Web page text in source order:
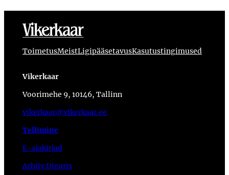
ToimetusMeistLigipääsetavusKasutustingimused
Vikerkaar
Voorimehe 9, 10146, Tallinn
vikerkaar@vikerkaar.ee
Tellimine
E-ajakirjad
Arhiiv Digaris